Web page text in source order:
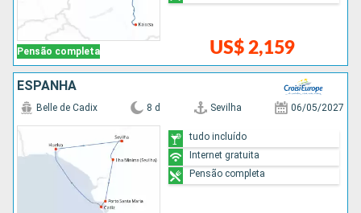
Pensão completa US$ 2,159
ESPANHA
Belle de Cadix 8 d Sevilha 06/05/2027
tudo incluído
Internet gratuita
Pensão completa